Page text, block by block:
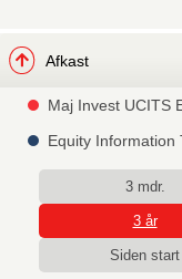
Afkast
Maj Invest UCITS
Equity Information
3 mdr.
3 år
Siden start